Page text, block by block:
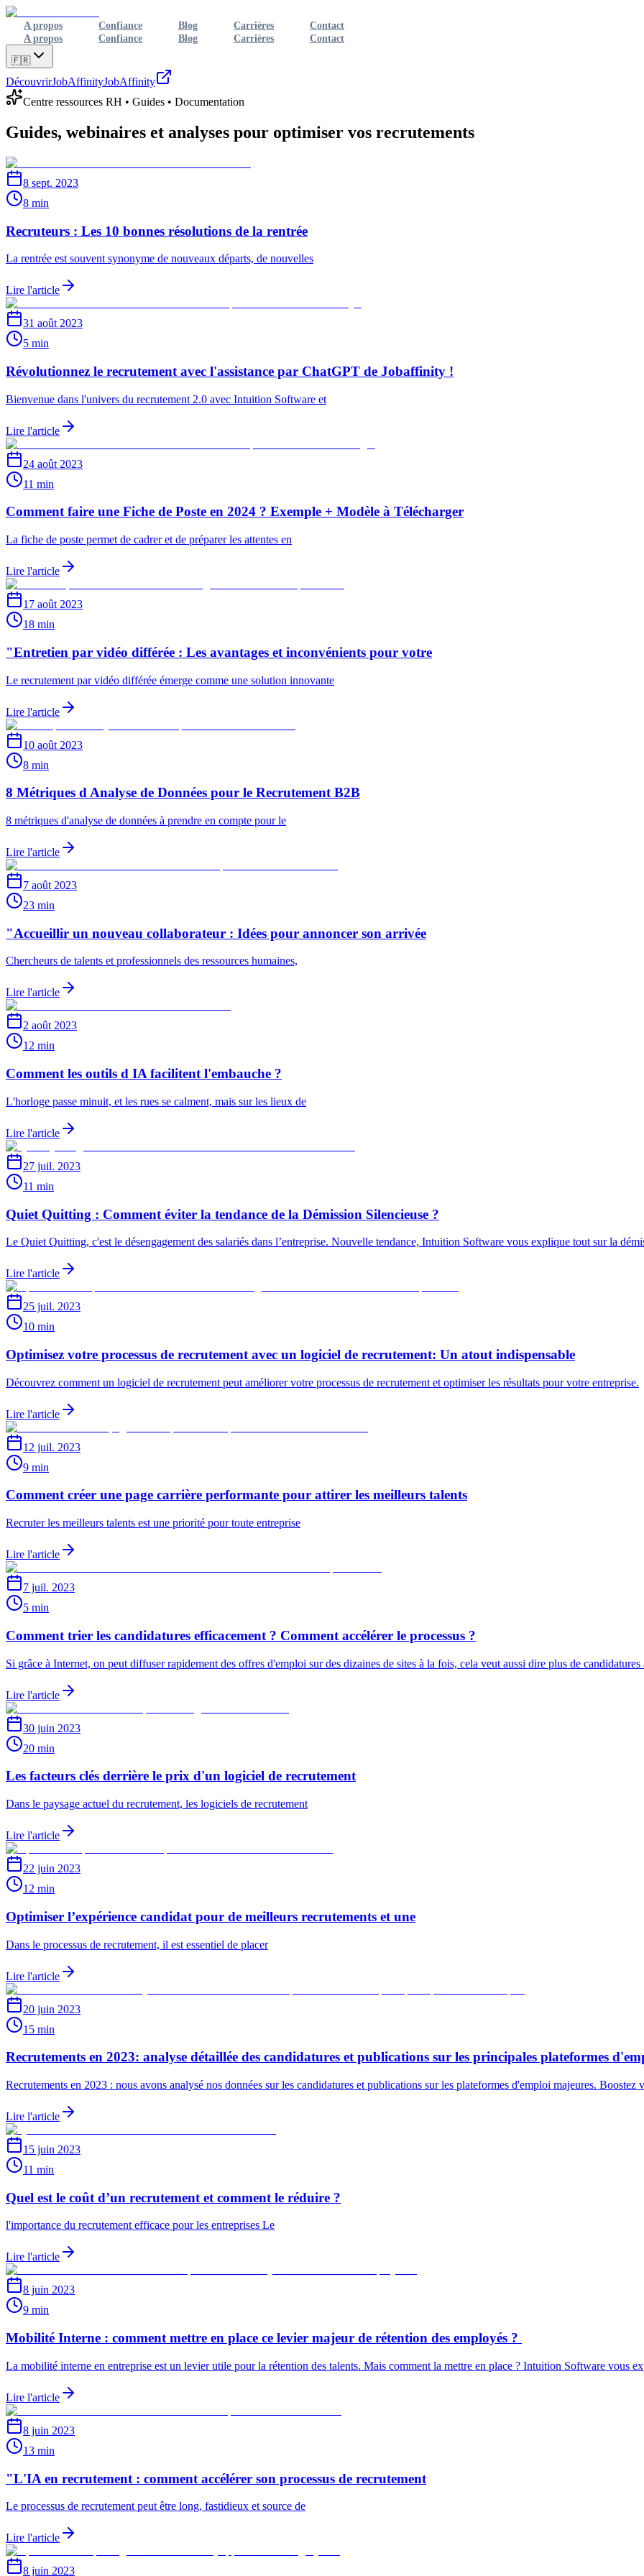
A propos Confiance Blog Carrières
Contact
A propos
Confiance Blog Carrières Contact
🇫🇷
DécouvrirJobAffinityJobAffinity
Centre ressources RH • Guides • Documentation
Guides, webinaires et analyses pour optimiser vos recrutements
8 sept. 2023
8 min
Recruteurs : Les 10 bonnes résolutions de la rentrée
La rentrée est souvent synonyme de nouveaux départs, de nouvelles
Lire l'article
31 août 2023
5 min
Révolutionnez le recrutement avec l'assistance par ChatGPT de Jobaffinity !
Bienvenue dans l'univers du recrutement 2.0 avec Intuition Software et
Lire l'article
24 août 2023
11 min
Comment faire une Fiche de Poste en 2024 ? Exemple + Modèle à Télécharger
La fiche de poste permet de cadrer et de préparer les attentes en
Lire l'article
17 août 2023
18 min
"Entretien par vidéo différée : Les avantages et inconvénients pour votre
Le recrutement par vidéo différée émerge comme une solution innovante
Lire l'article
10 août 2023
8 min
8 Métriques d Analyse de Données pour le Recrutement B2B
8 métriques d'analyse de données à prendre en compte pour le
Lire l'article
7 août 2023
23 min
"Accueillir un nouveau collaborateur : Idées pour annoncer son arrivée
Chercheurs de talents et professionnels des ressources humaines,
Lire l'article
2 août 2023
12 min
Comment les outils d IA facilitent l'embauche ?
L'horloge passe minuit, et les rues se calment, mais sur les lieux de
Lire l'article
27 juil. 2023
11 min
Quiet Quitting : Comment éviter la tendance de la Démission Silencieuse ?
Le Quiet Quitting, c'est le désengagement des salariés dans l’entreprise. Nouvelle tendance, Intuition Software vous explique tout sur la
Lire l'article
25 juil. 2023
10 min
Optimisez votre processus de recrutement avec un logiciel de recrutement: Un atout indispensable
Découvrez comment un logiciel de recrutement peut améliorer votre processus de recrutement et optimiser les résultats pour votre entreprise.
Lire l'article
12 juil. 2023
9 min
Comment créer une page carrière performante pour attirer les meilleurs talents
Recruter les meilleurs talents est une priorité pour toute entreprise
Lire l'article
7 juil. 2023
5 min
Comment trier les candidatures efficacement ? Comment accélérer le processus ?
Si grâce à Internet, on peut diffuser rapidement des offres d'emploi sur des dizaines de sites à la fois, cela veut aussi dire plus de candidatures
Lire l'article
30 juin 2023
20 min
Les facteurs clés derrière le prix d'un logiciel de recrutement
Dans le paysage actuel du recrutement, les logiciels de recrutement
Lire l'article
22 juin 2023
12 min
Optimiser l’expérience candidat pour de meilleurs recrutements et une
Dans le processus de recrutement, il est essentiel de placer
Lire l'article
20 juin 2023
15 min
Recrutements en 2023: analyse détaillée des candidatures et publications sur les principales plateformes
Recrutements en 2023 : nous avons analysé nos données sur les candidatures et publications sur les plateformes d'emploi majeures. Boostez
Lire l'article
15 juin 2023
11 min
Quel est le coût d’un recrutement et comment le réduire ?
l'importance du recrutement efficace pour les entreprises Le
Lire l'article
8 juin 2023
9 min
Mobilité Interne : comment mettre en place ce levier majeur de rétention des employés ?
La mobilité interne en entreprise est un levier utile pour la rétention des talents. Mais comment la mettre en place ? Intuition Software vous
Lire l'article
8 juin 2023
13 min
"L'IA en recrutement : comment accélérer son processus de recrutement
Le processus de recrutement peut être long, fastidieux et source de
Lire l'article
8 juin 2023